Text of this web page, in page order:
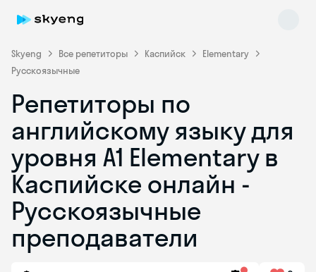
Skyeng Все репетиторы Каспийск
Elementary
Русскоязычные
Репетиторы по
английскому языку для
уровня A1 Elementary в
Каспийске онлайн -
Русскоязычные
преподаватели
Skyeng Chat